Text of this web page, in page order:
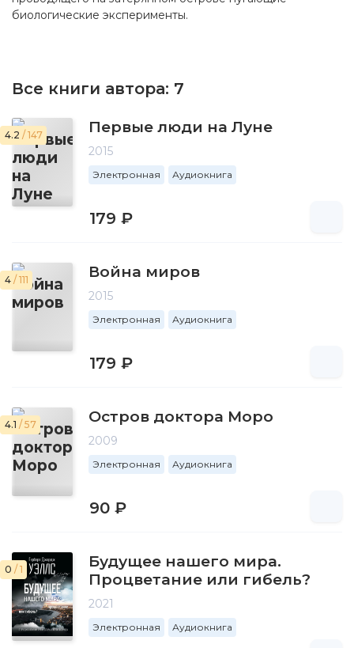
биологические эксперименты.
Все книги автора: 7
4.2 / 147 Первые люди на Луне
2015
Электронная Аудиокнига
179 ₽
4 / 111 Война миров
2015
Электронная Аудиокнига
179 ₽
4.1 / 57 Остров доктора Моро
2009
Электронная Аудиокнига
90 ₽
0 / 1
Будущее нашего мира.
Процветание или гибель?
2021
Электронная Аудиокнига